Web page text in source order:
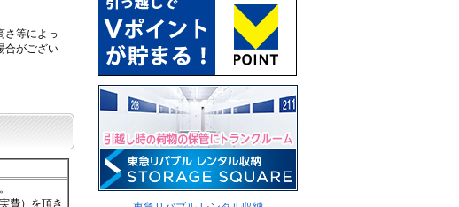
さ等によっ
合がござい
費）を頂き